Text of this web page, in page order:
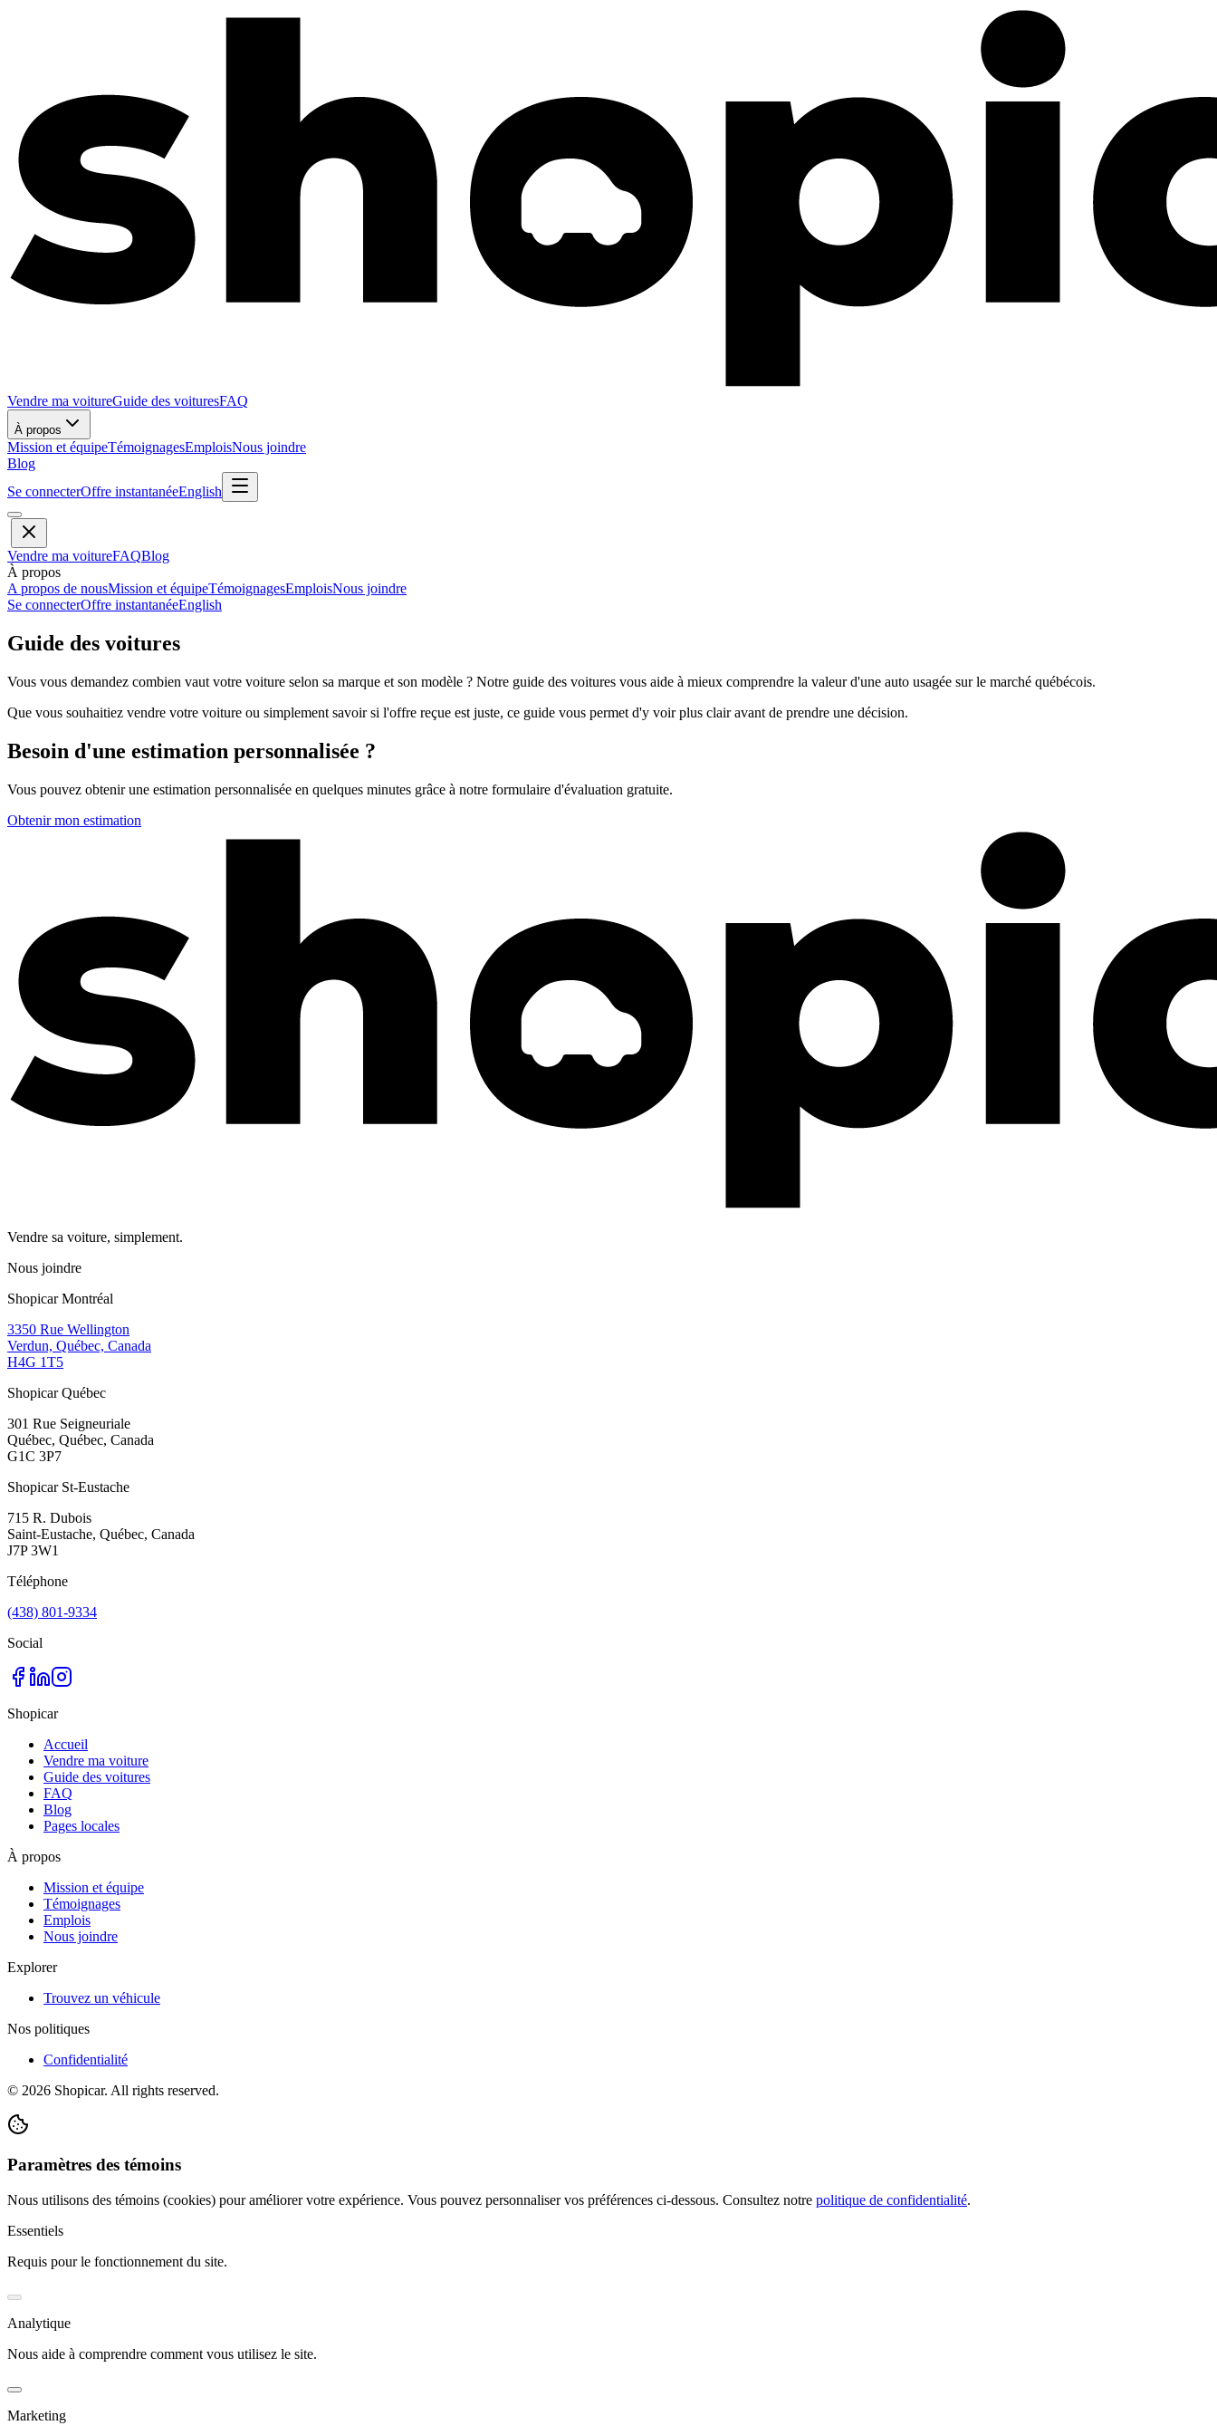
Vendre ma voitureGuide des voituresFAQ
À propos
Mission et équipeTémoignagesEmploisNous joindre
Blog
Se connecterOffre instantanéeEnglish
Vendre ma voitureFAQBlog
À propos
A propos de nousMission et équipeTémoignagesEmploisNous joindre
Se connecterOffre instantanéeEnglish
Guide des voitures
Vous vous demandez combien vaut votre voiture selon sa marque et son modèle ? Notre guide des voitures vous aide à mieux comprendre la valeur d'une auto usagée sur le marché québécois.
Que vous souhaitiez vendre votre voiture ou simplement savoir si l'offre reçue est juste, ce guide vous permet d'y voir plus clair avant de prendre une décision.
Besoin d'une estimation personnalisée ?
Vous pouvez obtenir une estimation personnalisée en quelques minutes grâce à notre formulaire d'évaluation gratuite.
Obtenir mon estimation
Vendre sa voiture, simplement.
Nous joindre
Shopicar Montréal
3350 Rue Wellington
Verdun, Québec, Canada
H4G 1T5
Shopicar Québec
301 Rue Seigneuriale
Québec, Québec, Canada
G1C 3P7
Shopicar St-Eustache
715 R. Dubois
Saint-Eustache, Québec, Canada
J7P 3W1
Téléphone
(438) 801-9334
Social
Shopicar
Accueil
Vendre ma voiture
Guide des voitures
FAQ
Blog
Pages locales
À propos
Mission et équipe
Témoignages
Emplois
Nous joindre
Explorer
Trouvez un véhicule
Nos politiques
Confidentialité
© 2026 Shopicar. All rights reserved.
Paramètres des témoins
Nous utilisons des témoins (cookies) pour améliorer votre expérience. Vous pouvez personnaliser vos préférences ci-dessous. Consultez notre politique de confidentialité.
Essentiels
Requis pour le fonctionnement du site.
Analytique
Nous aide à comprendre comment vous utilisez le site.
Marketing